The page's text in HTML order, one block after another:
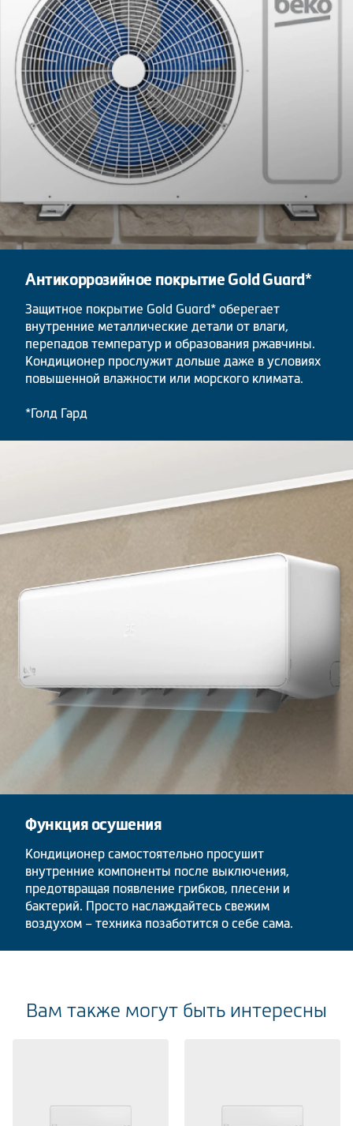
Антикоррозийное покрытие Gold Guard*
Защитное покрытие Gold Guard* оберегает
внутренние металлические детали от влаги,
перепадов температур и образования ржавчины.
Кондиционер прослужит дольше даже в условиях
повышенной влажности или морского климата.
*Голд Гард
Функция осушения
Кондиционер самостоятельно просушит
внутренние компоненты после выключения,
предотвращая появление грибков, плесени и
бактерий. Просто наслаждайтесь свежим
воздухом – техника позаботится о себе сама.
Вам также могут быть интересны